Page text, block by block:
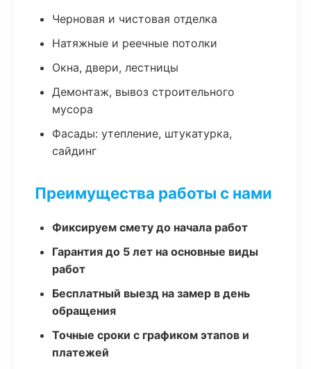
Черновая и чистовая отделка
Натяжные и реечные потолки
Окна, двери, лестницы
Демонтаж, вывоз строительного
мусора
Фасады: утепление, штукатурка,
сайдинг
Преимущества работы с нами
Фиксируем смету до начала работ
Гарантия до 5 лет на основные виды
работ
Бесплатный выезд на замер в день
обращения
Точные сроки с графиком этапов и
платежей